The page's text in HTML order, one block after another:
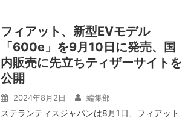
フィアット、新型EVモデル
「600e」を9月10日に発売、国
内販売に先立ちティザーサイトを
公開
2024年8月2日 編集部
ステランティスジャパンは8月1日、フィアット